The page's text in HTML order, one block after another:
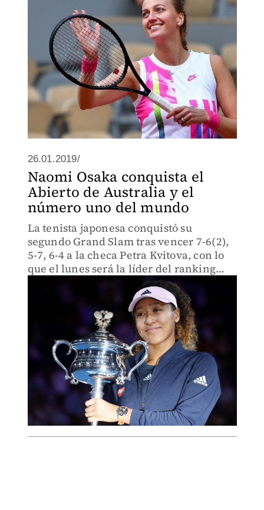
Garros 2020
26.01.2019/
Naomi Osaka conquista el
Abierto de Australia y el
número uno del mundo
La tenista japonesa conquistó su
segundo Grand Slam tras vencer 7-6(2),
5-7, 6-4 a la checa Petra Kvitova, con lo
que el lunes será la líder del ranking